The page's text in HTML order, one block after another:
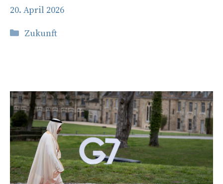
20. April 2026
Kategorien
Zukunft